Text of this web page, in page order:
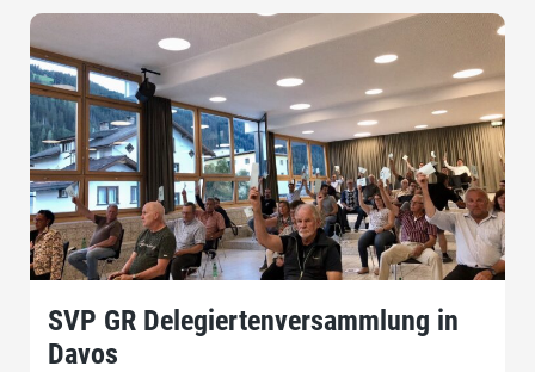
SVP GR Delegiertenversammlung in
Davos